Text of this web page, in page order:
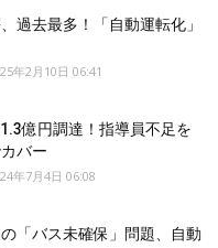
過去最多！「自動運転化」
年2月10日 06:41
億円調達！指導員不足を
バー
年7月4日 06:08
「バス未確保」問題、自動